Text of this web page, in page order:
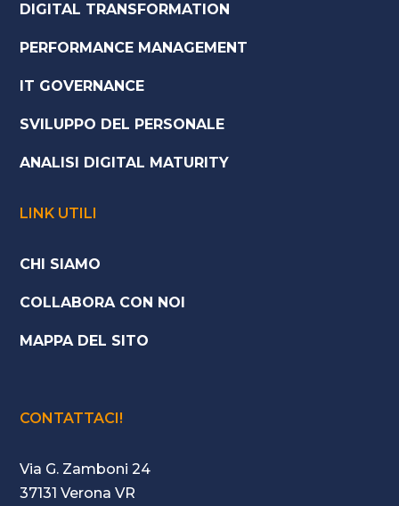
DIGITAL TRANSFORMATION
PERFORMANCE MANAGEMENT
IT GOVERNANCE
SVILUPPO DEL PERSONALE
ANALISI DIGITAL MATURITY
LINK UTILI
CHI SIAMO
COLLABORA CON NOI
MAPPA DEL SITO
CONTATTACI!
Via G. Zamboni 24
37131 Verona VR